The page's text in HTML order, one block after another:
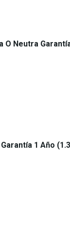
O Neutra
1 Año